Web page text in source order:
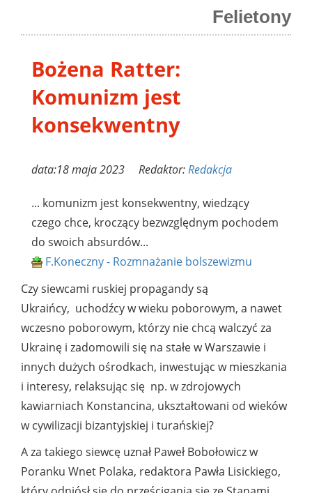
Felietony
Bożena Ratter:
Komunizm jest
konsekwentny
data:18 maja 2023 Redaktor:Redakcja
... komunizm jest konsekwentny, wiedzący
czego chce, kroczący bezwzględnym pochodem
do swoich absurdów...
F.Koneczny - Rozmnażanie bolszewizmu
Czy siewcami ruskiej propagandy są
Ukraińcy, uchodźcy w wieku poborowym, a nawet
wczesno poborowym, którzy nie chcą walczyć za
Ukrainę i zadomowili się na stałe w Warszawie i
innych dużych ośrodkach, inwestując w mieszkania
i interesy, relaksując się np. w zdrojowych
kawiarniach Konstancina, ukształtowani od wieków
w cywilizacji bizantyjskiej i turańskiej?
A za takiego siewcę uznał Paweł Bobołowicz w
Poranku Wnet Polaka, redaktora Pawła Lisickiego,